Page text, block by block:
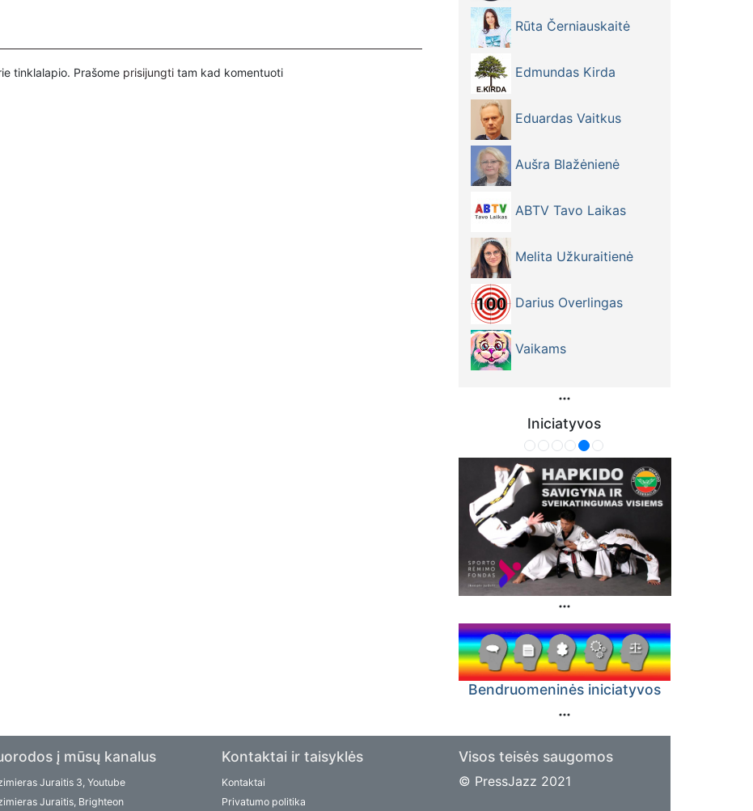
mus paremti galima šiais būdais:
nuorodą – https://www.paypal.com/paypalme/Ekspertaieu?
tinklalapio. Prašome prisijungti tam kad komentuoti
Rūta Černiauskaitė
Edmundas Kirda
Eduardas Vaitkus
Aušra Blažėnienė
ABTV Tavo Laikas
Melita Užkuraitienė
Darius Overlingas
Vaikams
Iniciatyvos
Bendruomeninės iniciatyvos
į mūsų kanalus
Juraitis 3, Youtube
Juraitis, Brighteon
Kontaktai ir taisyklės
Kontaktai
Privatumo politika
Visos teisės saugomos
© PressJazz 2021